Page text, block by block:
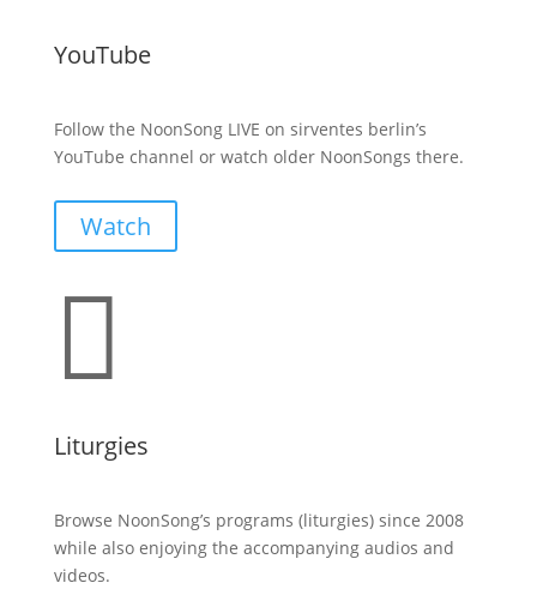
YouTube
Follow the NoonSong LIVE on sirventes berlin’s
YouTube channel or watch older NoonSongs there.
Watch

Liturgies
Browse NoonSong’s programs (liturgies) since 2008
while also enjoying the accompanying audios and
videos.